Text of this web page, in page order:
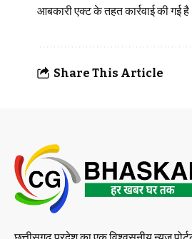
आबकारी एक्ट के तहत कार्रवाई की गई
Share This Article